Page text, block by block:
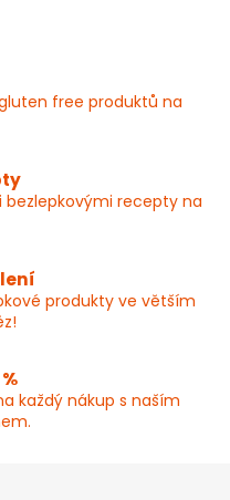
free produktů na
bezlepkovými recepty na
produkty ve větším
každý nákup s naším